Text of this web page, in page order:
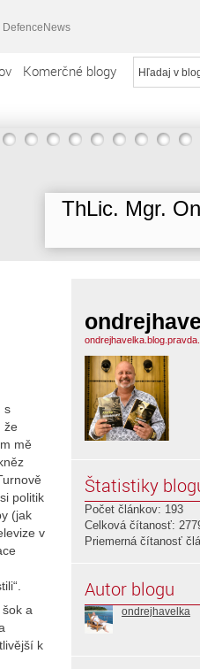
DefenceNews
Komerčné blogy
ThLic. Mgr.
s
že
mě
politik
(jak
v
a
k
Štatistiky
Počet článkov: 193
Celková čítanosť:
Priemerná čítanosť
Autor blogu
ondrejhavelka